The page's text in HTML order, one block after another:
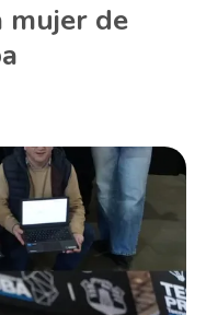
mujer de